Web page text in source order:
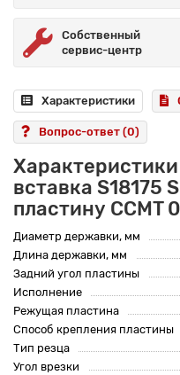
Собственный
сервис-центр
Характеристики
Вопрос-ответ (0)
вставка S18175
пластину CCMT
Диаметр державки, мм
Длина державки, мм
Задний угол пластины
Исполнение
Режущая пластина
Способ крепления пластины
Тип резца
Угол врезки